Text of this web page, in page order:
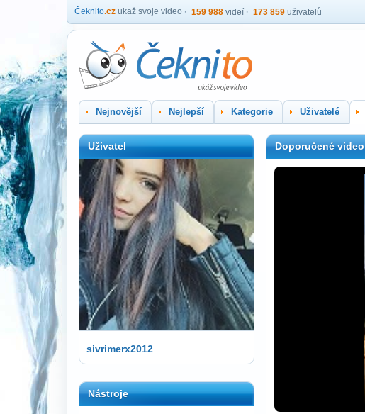
Čeknito.cz ukaž svoje video 159 988 videí 173 859 uživatelů
Nejnovější Nejlepší Kategorie Uživatelé
Uživatel
sivrimerx2012
Nástroje
Doporučené video